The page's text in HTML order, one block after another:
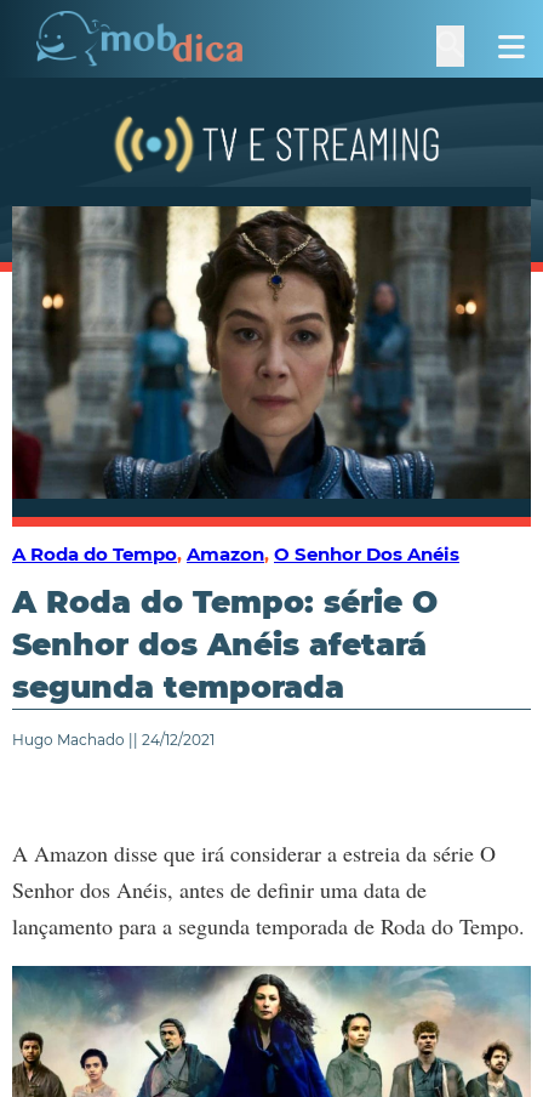
A Roda do Tempo, Amazon, O Senhor Dos Anéis
A Roda do Tempo: série O
Senhor dos Anéis afetará
segunda temporada
Hugo Machado || 24/12/2021
A Amazon disse que irá considerar a estreia da série O
Senhor dos Anéis, antes de definir uma data de
lançamento para a segunda temporada de Roda do Tempo.